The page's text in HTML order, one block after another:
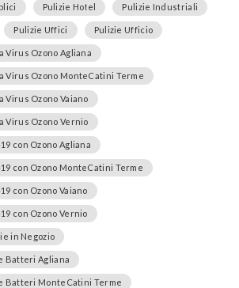
Pulizie Hotel Pulizie Industriali
Pulizie Uffici Pulizie Ufficio
Virus Ozono Agliana
Virus Ozono MonteCatini Terme
Virus Ozono Vaiano
Virus Ozono Vernio
con Ozono Agliana
con Ozono MonteCatini Terme
con Ozono Vaiano
con Ozono Vernio
in Negozio
Batteri Agliana
Batteri MonteCatini Terme